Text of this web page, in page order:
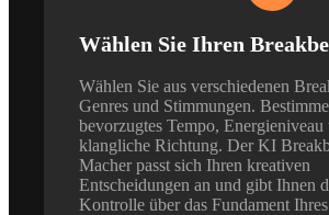
Wählen Sie Ihren
Wählen Sie aus verschiedenen
Genres und Stimmungen.
bevorzugtes Tempo, Energieniveau
klangliche Richtung. Der KI
Macher passt sich Ihren kreativen
Entscheidungen an und gibt Ihnen
Kontrolle über das Fundament